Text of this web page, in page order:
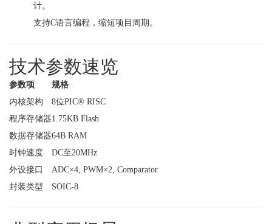
计。
支持C语言编程，缩短项目周期。
技术参数速览
参数项
规格
内核架构
8位PIC® RISC
程序存储器1.75KB Flash
数据存储器64B RAM
时钟速度
DC至20MHz
外设接口
ADC×4, PWM×2, Comparator
封装类型
SOIC-8